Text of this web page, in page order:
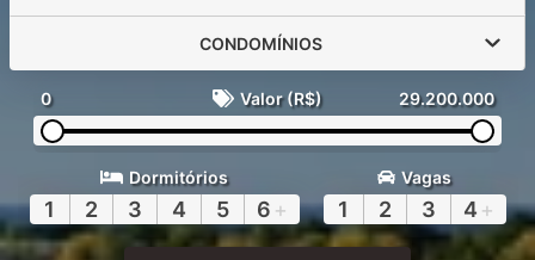
CONDOMÍNIOS
0 Valor (R$) 29.200.000
Dormitórios
1 2 3 4 5 6 +
Vagas
1 2 3 4 +